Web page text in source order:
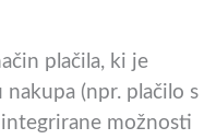
plačila, ki je
(npr. plačilo s
integrirane možnosti